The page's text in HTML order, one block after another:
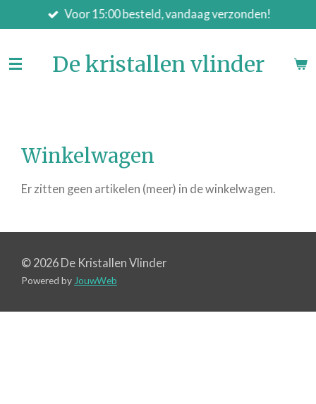
direct
de
Voor 15:00 besteld, vandaag verzonden!
De kristallen vlinder
Winkelwagen
Er zitten geen artikelen (meer) in de winkelwagen.
© 2026 De Kristallen Vlinder
Powered byJouwWeb